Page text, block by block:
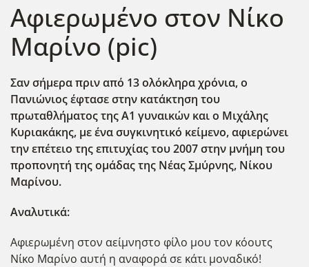
Αφιερωμένο στον Νίκο
Μαρίνο (pic)
Σαν σήμερα πριν από 13 ολόκληρα χρόνια, ο
Πανιώνιος έφτασε στην κατάκτηση του
πρωταθλήματος της Α1 γυναικών και ο Μιχάλης
Κυριακάκης, με ένα συγκινητικό κείμενο, αφιερώνει
την επέτειο της επιτυχίας του 2007 στην μνήμη του
προπονητή της ομάδας της Νέας Σμύρνης, Νίκου
Μαρίνου.
Αναλυτικά:
Αφιερωμένη στον αείμνηστο φίλο μου τον κόουτς
Νίκο Μαρίνο αυτή η αναφορά σε κάτι μοναδικό!